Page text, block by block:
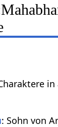
: Sohn von